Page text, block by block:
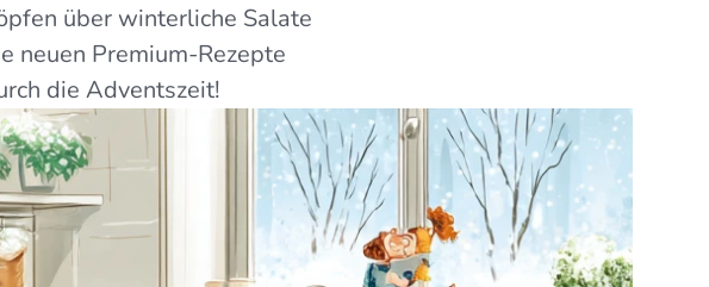
über winterliche Salate
neuen Premium-Rezepte
die Adventszeit!